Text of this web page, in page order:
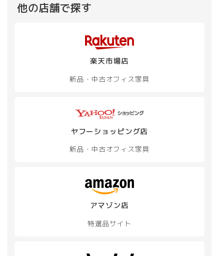
他の店舗で探す
楽天市場店
新品・中古オフィス家具
ヤフーショッピング店
新品・中古オフィス家具
アマゾン店
特選品サイト